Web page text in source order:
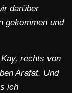
darüber
gekommen und
rechts von
Arafat. Und
ich